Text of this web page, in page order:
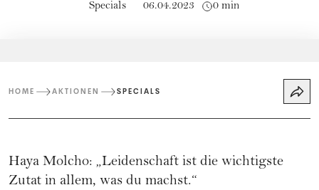
Specials 06.04.2023 0 min
HOME AKTIONEN SPECIALS
Haya Molcho: „Leidenschaft ist die wichtigste
Zutat in allem, was du machst.“